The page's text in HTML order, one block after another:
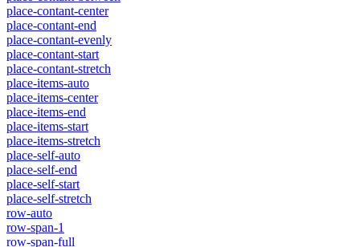
place-contant-center
place-contant-end
place-contant-evenly
place-contant-start
place-contant-stretch
place-items-auto
place-items-center
place-items-end
place-items-start
place-items-stretch
place-self-auto
place-self-end
place-self-start
place-self-stretch
row-auto
row-span-1
row-span-full